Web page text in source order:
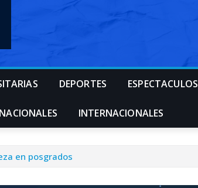
DEPORTES ESPECTACULOS
NACIONALES INTERNACIONALES
en posgrados